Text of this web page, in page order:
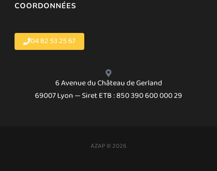
COORDONNÉES
04 82 53 25 67
6 Avenue du Château de Gerland
69007 Lyon — Siret ETB : 850 390 600 000 29
AZAP © 2026